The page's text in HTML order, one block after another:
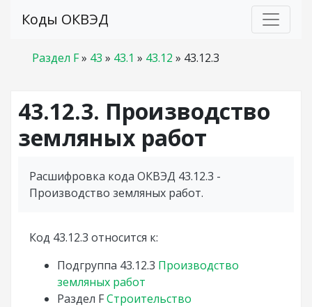
Коды ОКВЭД
Раздел F» 43 » 43.1 » 43.12 » 43.12.3
43.12.3. Производство
земляных работ
Расшифровка кода ОКВЭД 43.12.3 -
Производство земляных работ.
Код 43.12.3 относится к:
Подгруппа 43.12.3 Производство
земляных работ
Раздел FСтроительство